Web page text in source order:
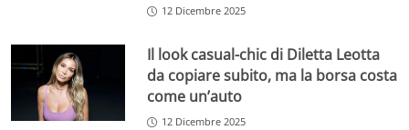
12 Dicembre 2025
Il look casual-chic di Diletta Leotta
da copiare subito, ma la borsa costa
come un’auto
12 Dicembre 2025